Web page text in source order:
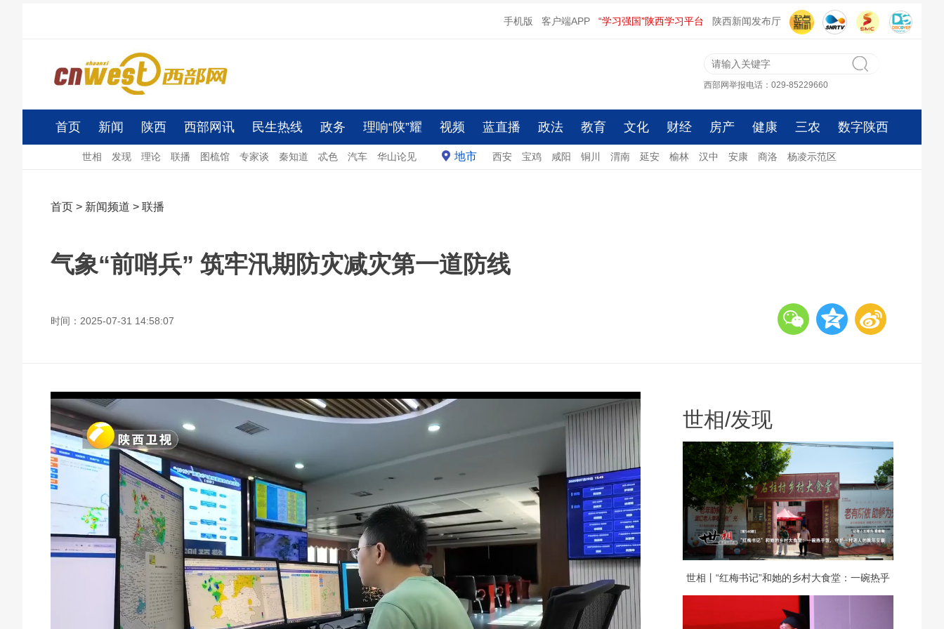
手机版 客户端APP “学习强国”陕西学习平台 陕西新闻发布厅
西部网举报电话：029-85229660
首页 新闻 陕西 西部网讯 民生热线 政务 理响“陕”耀 视频 蓝直播 政法 教育 文化 财经 房产 健康 三农 数字陕西
世相 发现 理论 联播 图梳馆 专家谈 秦知道 忒色 汽车 华山论见 地市 西安 宝鸡 咸阳 铜川 渭南 延安 榆林 汉中 安康 商洛 杨凌示范区
首页 > 新闻频道 > 联播
气象“前哨兵” 筑牢汛期防灾减灾第一道防线
时间：2025-07-31 14:58:07
世相/发现
世相丨“红梅书记”和她的乡村大食堂：一碗热乎
饭，守护一村老人的晚年安康